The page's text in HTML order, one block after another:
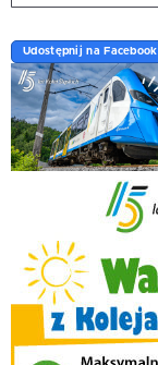
Udostępnij na Facebook